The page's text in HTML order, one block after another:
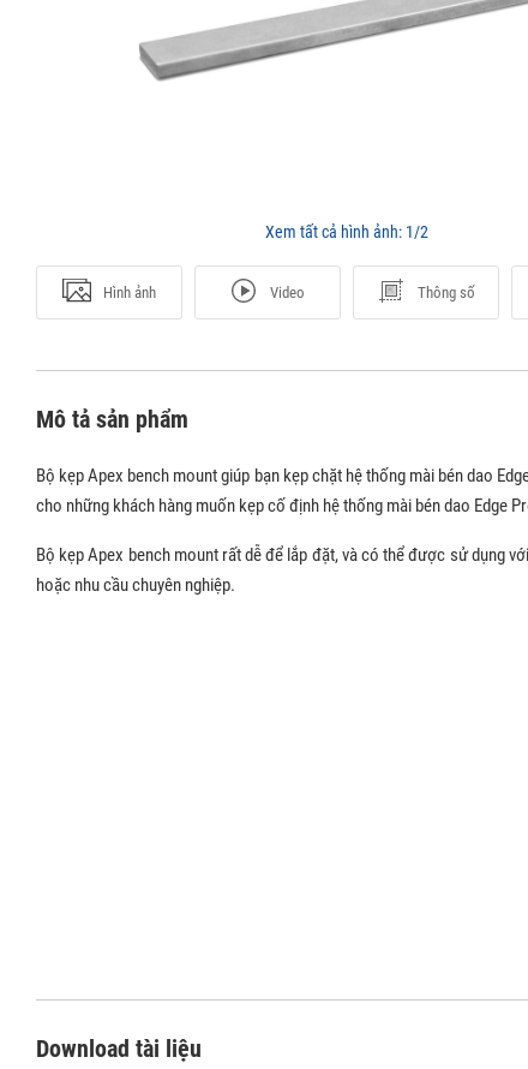
Xem tất cả hình ảnh: 1/2
Hình ảnh Video Thông số
Mô tả sản phẩm
Bộ kẹp Apex bench mount giúp bạn kẹp chặt hệ thống mài bén dao
cho những khách hàng muốn kẹp cố định hệ thống mài bén dao Edge
Bộ kẹp Apex bench mount rất dễ để lắp đặt, và có thể được sử dụng
hoặc nhu cầu chuyên nghiệp.
Download tài liệu